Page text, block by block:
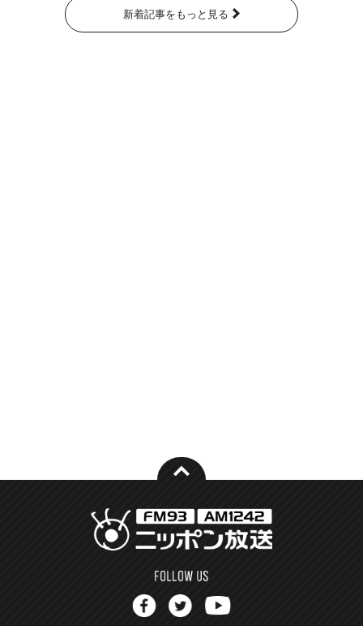
新着記事をもっと見る